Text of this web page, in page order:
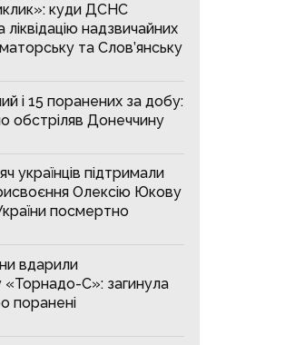
куди ДСНС
надзвичайних
та Слов’янську
і 15 поранених за добу:
обстріляв Донеччину
українців підтримали
Олексію Юкову
посмертно
вдарили
«Торнадо-С»: загинула
поранені